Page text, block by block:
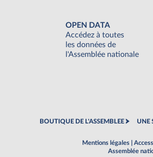
OPEN DATA
Accédez à toutes
les données de
l'Assemblée nationale
BOUTIQUE DE L'ASSEMBLEE UNE
Mentions légales
Assemblée